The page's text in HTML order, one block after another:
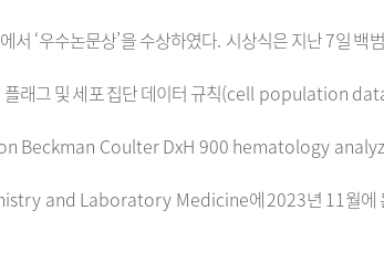
서 ‘우수논문상’을 수상하였다. 시상식은 지난7일 백
래그 및 세포 집단 데이터 규칙(cell population
Beckman Coulter DxH 900 hematology
and Laboratory Medicine에2023년 11월에